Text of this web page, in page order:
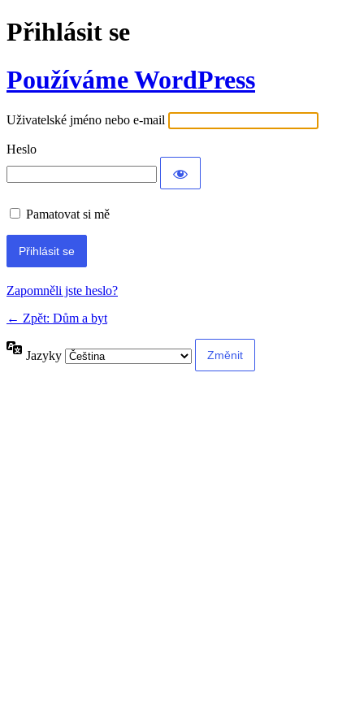
Přihlásit se
Používáme WordPress
Uživatelské jméno nebo e-mail
Heslo
Pamatovat si mě
Alternative:
Zapomněli jste heslo?
← Zpět: Dům a byt
Jazyky